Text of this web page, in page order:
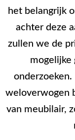
het belangrijk
achter deze
zullen we de
mogelijke
weloverwogen
van meubilair,